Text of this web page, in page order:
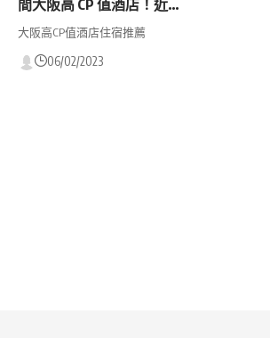
間大阪高 CP 值酒店！近年
落成、購物方便、獨遊之選
都有！
大阪高CP值酒店住宿推薦
06/02/2023